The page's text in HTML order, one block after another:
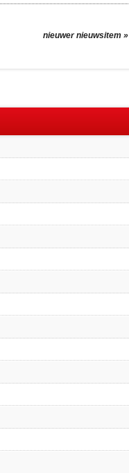
nieuwer nieuwsitem »